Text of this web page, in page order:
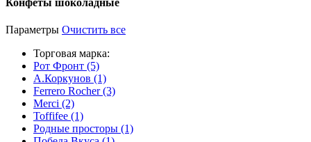
Параметры Очистить все
Торговая марка:
Рот Фронт (5)
А.Коркунов (1)
Ferrero Rocher (3)
Merci (2)
Toffifee (1)
Родные просторы (1)